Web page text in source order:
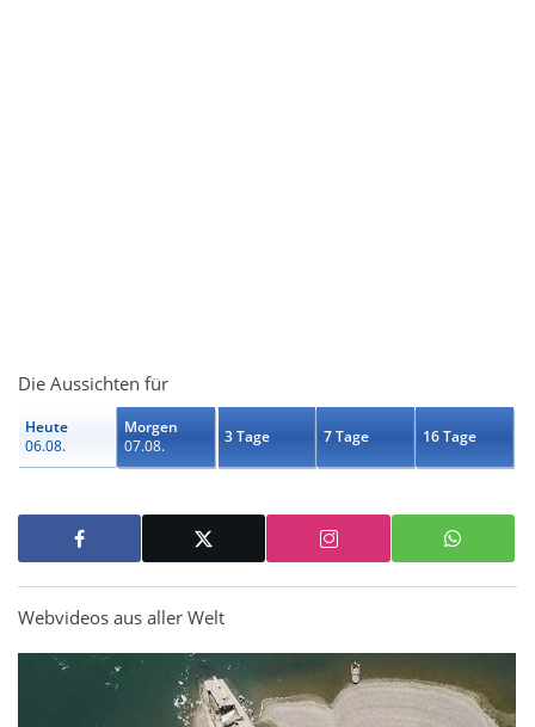
Die Aussichten für
Heute
06.08.
Morgen
07.08.
3 Tage 7 Tage 16 Tage
Webvideos aus aller Welt